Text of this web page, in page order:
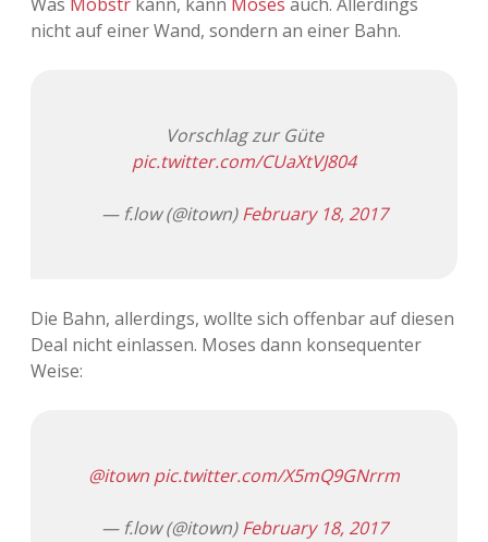
nicht auf einer Wand, sondern an einer Bahn.
Vorschlag zur Güte
pic.twitter.com/CUaXtVJ804
— f.low (@itown)February 18, 2017
Die Bahn, allerdings, wollte sich offenbar auf diesen
Deal nicht einlassen. Moses dann konsequenter
Weise:
@itown pic.twitter.com/X5mQ9GNrrm
— f.low (@itown)February 18, 2017